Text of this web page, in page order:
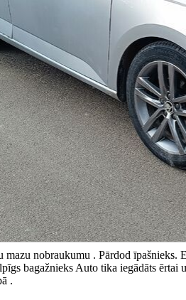
mazu nobraukumu . Pārdod
bagažnieks Auto tika iegādāts
.